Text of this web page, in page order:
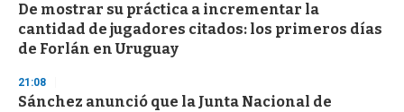
De mostrar su práctica a incrementar la
cantidad de jugadores citados: los primeros días
de Forlán en Uruguay
21:08
Sánchez anunció que la Junta Nacional de